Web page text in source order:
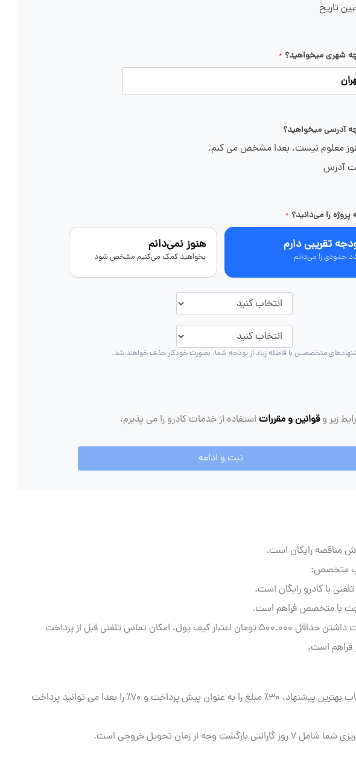
تاریخ
شهری میخواهید؟ *
آدرسی میخواهید؟
معلوم نیست. بعدا مشخص می کنم.
آدرس
پروژه را می‌دانید؟ *
تقریبی دارم
حدودی را می‌دانم
هنوز نمی‌دانم
بخواهید کمک می‌کنیم مشخص شود
متخصصین با فاصله زیاد از بودجه شما، بصورت خودکار حذف خواهند شد.
زیر وقوانین و مقررات استفاده از خدمات کادرو را می پذیرم.
ثبت و ادامه
مناقصه رایگان است.
متخصص:
با کادرو رایگان است.
با متخصص فراهم است.
در صورت داشتن حداقل ۵۰۰.۰۰۰ تومان اعتبار کیف پول، امکان تماس تلفنی قبل از پرداخت
فراهم است.
بعد از انتخاب بهترین پیشنهاد، ۳۰٪ مبلغ را به عنوان پیش پرداخت و ۷۰٪ را بعدا می توانید پرداخت
بازگشت وجه از زمان تحویل خروجی است.